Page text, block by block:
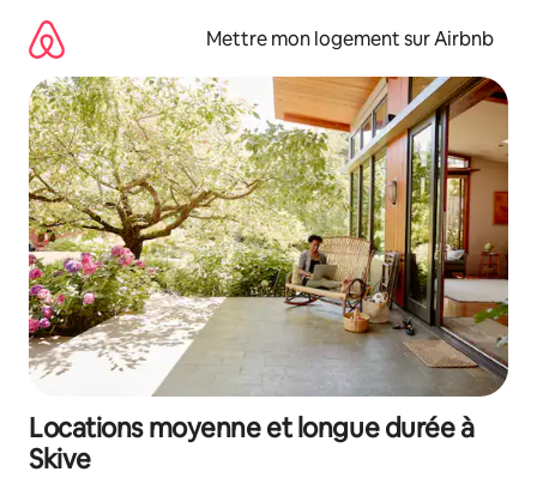
directement
contenu
Mettre mon logement sur Airbnb
Locations moyenne et longue durée à
Skive